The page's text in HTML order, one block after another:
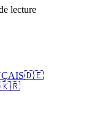
lecture
🇩🇪
🇰🇷